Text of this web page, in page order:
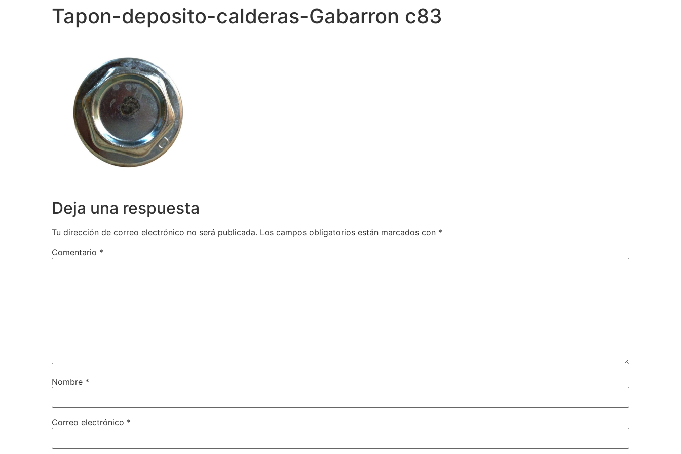
Tapon-deposito-calderas-Gabarron c83
Deja una respuesta
Tu dirección de correo electrónico no será publicada. Los campos obligatorios están marcados con *
Comentario *
Nombre *
Correo electrónico *